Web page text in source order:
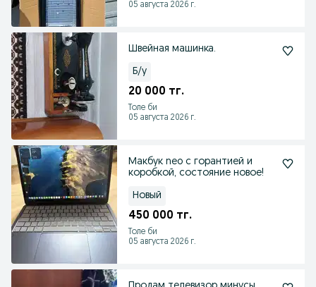
05 августа 2026 г.
Швейная машинка.
Б/у
20 000 тг.
Толе би
05 августа 2026 г.
Макбук neo с горантией и
коробкой, состояние новое!
Новый
450 000 тг.
Толе би
05 августа 2026 г.